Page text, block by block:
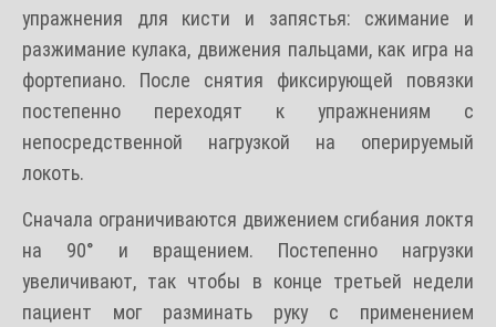
упражнения для кисти и запястья: сжимание и
разжимание кулака, движения пальцами, как игра на
фортепиано. После снятия фиксирующей повязки
постепенно переходят к упражнениям с
непосредственной нагрузкой на оперируемый
локоть.
Сначала ограничиваются движением сгибания локтя
на 90° и вращением. Постепенно нагрузки
увеличивают, так чтобы в конце третьей недели
пациент мог разминать руку с применением